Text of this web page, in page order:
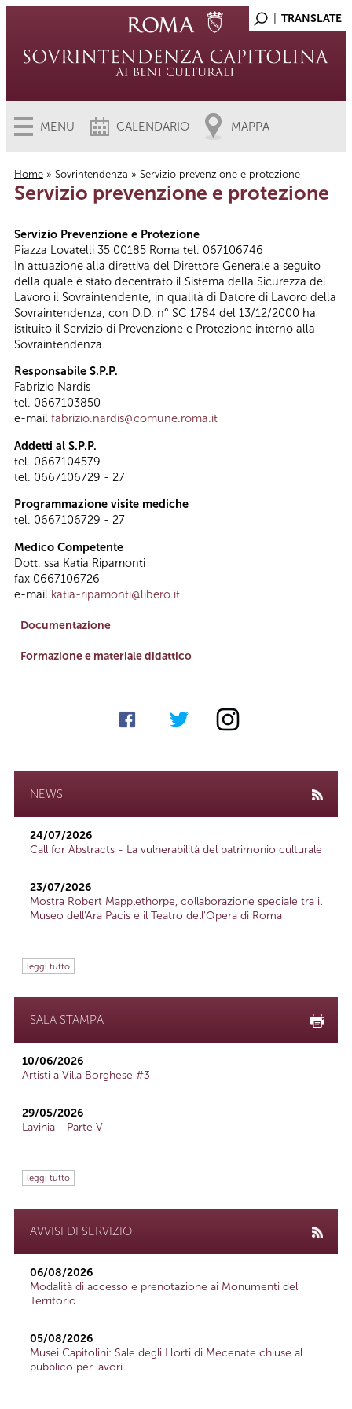
MENU CALENDARIO MAPPA
Tu sei qui
Home » Sovrintendenza » Servizio prevenzione e protezione
Servizio prevenzione e protezione
Servizio Prevenzione e Protezione
Piazza Lovatelli 35 00185 Roma tel. 067106746
In attuazione alla direttiva del Direttore Generale a seguito
della quale è stato decentrato il Sistema della Sicurezza del
Lavoro il Sovraintendente, in qualità di Datore di Lavoro della
Sovraintendenza, con D.D. n° SC 1784 del 13/12/2000 ha
istituito il Servizio di Prevenzione e Protezione interno alla
Sovraintendenza.
Responsabile S.P.P.
Fabrizio Nardis
tel. 0667103850
e-mail fabrizio.nardis@comune.roma.it
Addetti al S.P.P.
tel. 0667104579
tel. 0667106729 - 27
Programmazione visite mediche
tel. 0667106729 - 27
Medico Competente
Dott. ssa Katia Ripamonti
fax 0667106726
e-mail katia-ripamonti@libero.it
Documentazione
Formazione e materiale didattico
NEWS
24/07/2026
Call for Abstracts - La vulnerabilità del patrimonio culturale
23/07/2026
Mostra Robert Mapplethorpe, collaborazione speciale tra il
Museo dell'Ara Pacis e il Teatro dell'Opera di Roma
leggi tutto
SALA STAMPA
10/06/2026
Artisti a Villa Borghese #3
29/05/2026
Lavinia - Parte V
leggi tutto
AVVISI DI SERVIZIO
06/08/2026
Modalità di accesso e prenotazione ai Monumenti del
Territorio
05/08/2026
Musei Capitolini: Sale degli Horti di Mecenate chiuse al
pubblico per lavori